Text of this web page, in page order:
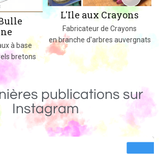
Crayons
auvergnats
Un Monde de Bois
Des jeux, jouets et objets en bois
massif fabriqués dans le 02
publications sur
Instagram